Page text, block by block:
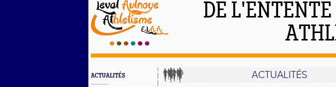
DE
ACTUALITÉS ACTUALITÉS